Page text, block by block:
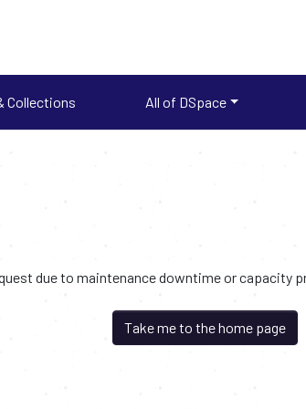
Collections All of DSpace
due to maintenance downtime or capacity
Take me to the home page